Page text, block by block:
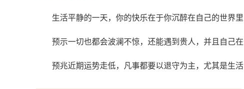
生活平静的一天，你的快乐在于你沉醉在自己的世界
预示一切也都会波澜不惊，还能遇到贵人，并且自己
预兆近期运势走低，凡事都要以退守为主，尤其是生